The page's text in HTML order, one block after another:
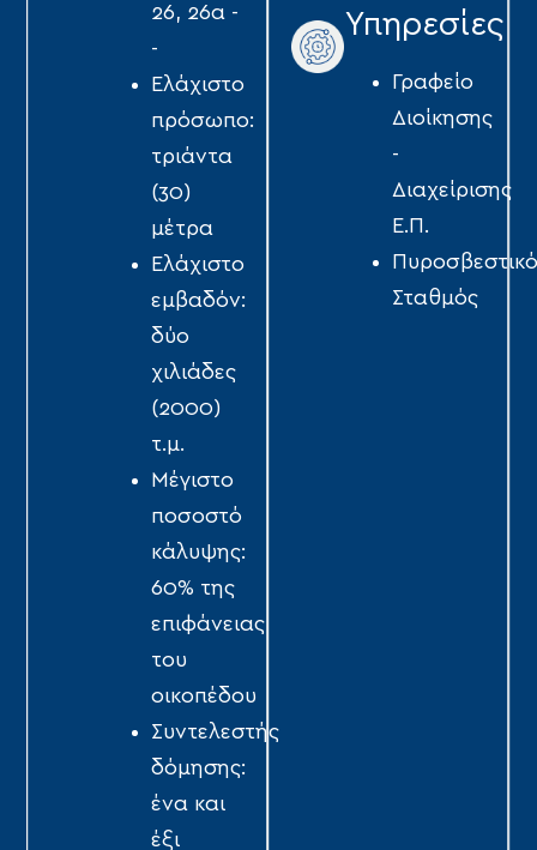
26, 26α -
-
Ελάχιστο
πρόσωπο:
τριάντα
(30)
μέτρα
Ελάχιστο
εμβαδόν:
δύο
χιλιάδες
(2000)
τ.µ.
Μέγιστο
ποσοστό
κάλυψης:
60% της
επιφάνειας
του
οικοπέδου
Συντελεστής
δόμησης:
ένα και
έξι
Υπηρεσίες
Γραφείο
Διοίκησης
-
Διαχείρισης
Ε.Π.
Σταθμός